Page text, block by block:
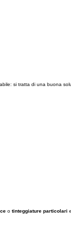
si tratta di una buona
o tinteggiature particolari